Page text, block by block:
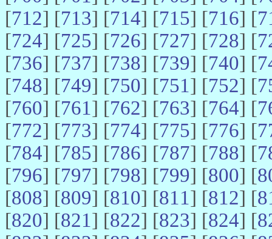
[712] [713] [714] [715] [716] [
[724] [725] [726] [727] [728] [
[736] [737] [738] [739] [740] [
[748] [749] [750] [751] [752] [
[760] [761] [762] [763] [764] [
[772] [773] [774] [775] [776] [
[784] [785] [786] [787] [788] [
[796] [797] [798] [799] [800] [
[808] [809] [810] [811] [812] [
[820] [821] [822] [823] [824] [